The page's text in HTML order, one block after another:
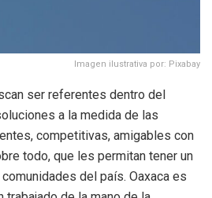
Imagen ilustrativa por: Pixabay
ser referentes dentro del
a la medida de las
competitivas, amigables con
todo, que les permitan tener un
del país. Oaxaca es